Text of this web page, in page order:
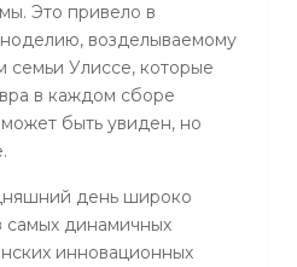
Это привело в
возделываемому
семьи Улиссе, которые
в каждом сборе
может быть увиден, но
день широко
самых динамичных
инновационных